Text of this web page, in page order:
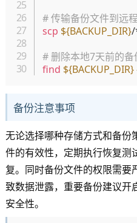
# 传输备份文件到远
scp ${BACKUP_DIR}
# 删除本地7天前的备
find ${BACKUP_DIR}
备份注意事项
无论选择哪种存储方式和备份
件的有效性，定期执行恢复测
复。同时备份文件的权限需要
致数据泄露，重要备份建议开
安全性。